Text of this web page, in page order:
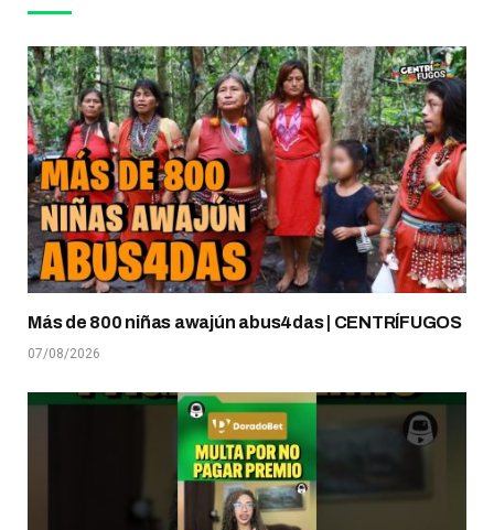
Más de 800 niñas awajún abus4das | CENTRÍFUGOS
07/08/2026